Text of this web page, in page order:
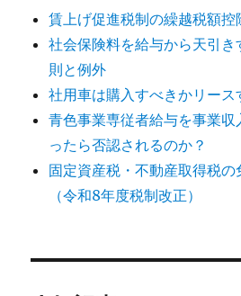
賃上げ促進税制の繰越税額控
社会保険料を給与から天引
則と例外
社用車は購入すべきかリース
青色事業専従者給与を事業
ったら否認されるのか？
固定資産税・不動産取得税
（令和8年度税制改正）